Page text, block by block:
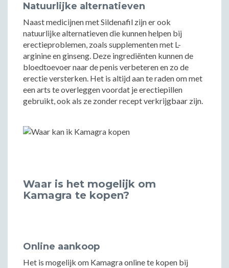
Natuurlijke alternatieven
Naast medicijnen met Sildenafil zijn er ook
natuurlijke alternatieven die kunnen helpen bij
erectieproblemen, zoals supplementen met L-
arginine en ginseng. Deze ingrediënten kunnen de
bloedtoevoer naar de penis verbeteren en zo de
erectie versterken. Het is altijd aan te raden om met
een arts te overleggen voordat je erectiepillen
gebruikt, ook als ze zonder recept verkrijgbaar zijn.
Waar is het mogelijk om
Kamagra te kopen?
Online aankoop
Het is mogelijk om Kamagra online te kopen bij